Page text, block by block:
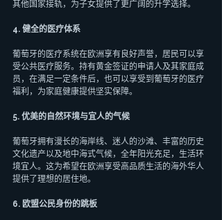
其他国家接轨，为子女提供了更广阔的升学选择。
4. 健全的医疗体系
葡萄牙的医疗系统在欧洲享有良好声誉，居民可以享
受公共医疗服务。持有黄金签证的申请人及其家庭成
员，在满足一定条件后，也可以享受到葡萄牙的医疗
福利，为家庭健康提供坚实保障。
5. 优美的自然环境与宜人的气候
葡萄牙拥有漫长的海岸线、迷人的沙滩、丰富的历史
文化遗产以及地中海式气候，全年阳光充足，生活环
境宜人。这为希望在欧洲享受高品质生活的海外华人
提供了理想的居住地。
6. 欧盟公民身份的跳板